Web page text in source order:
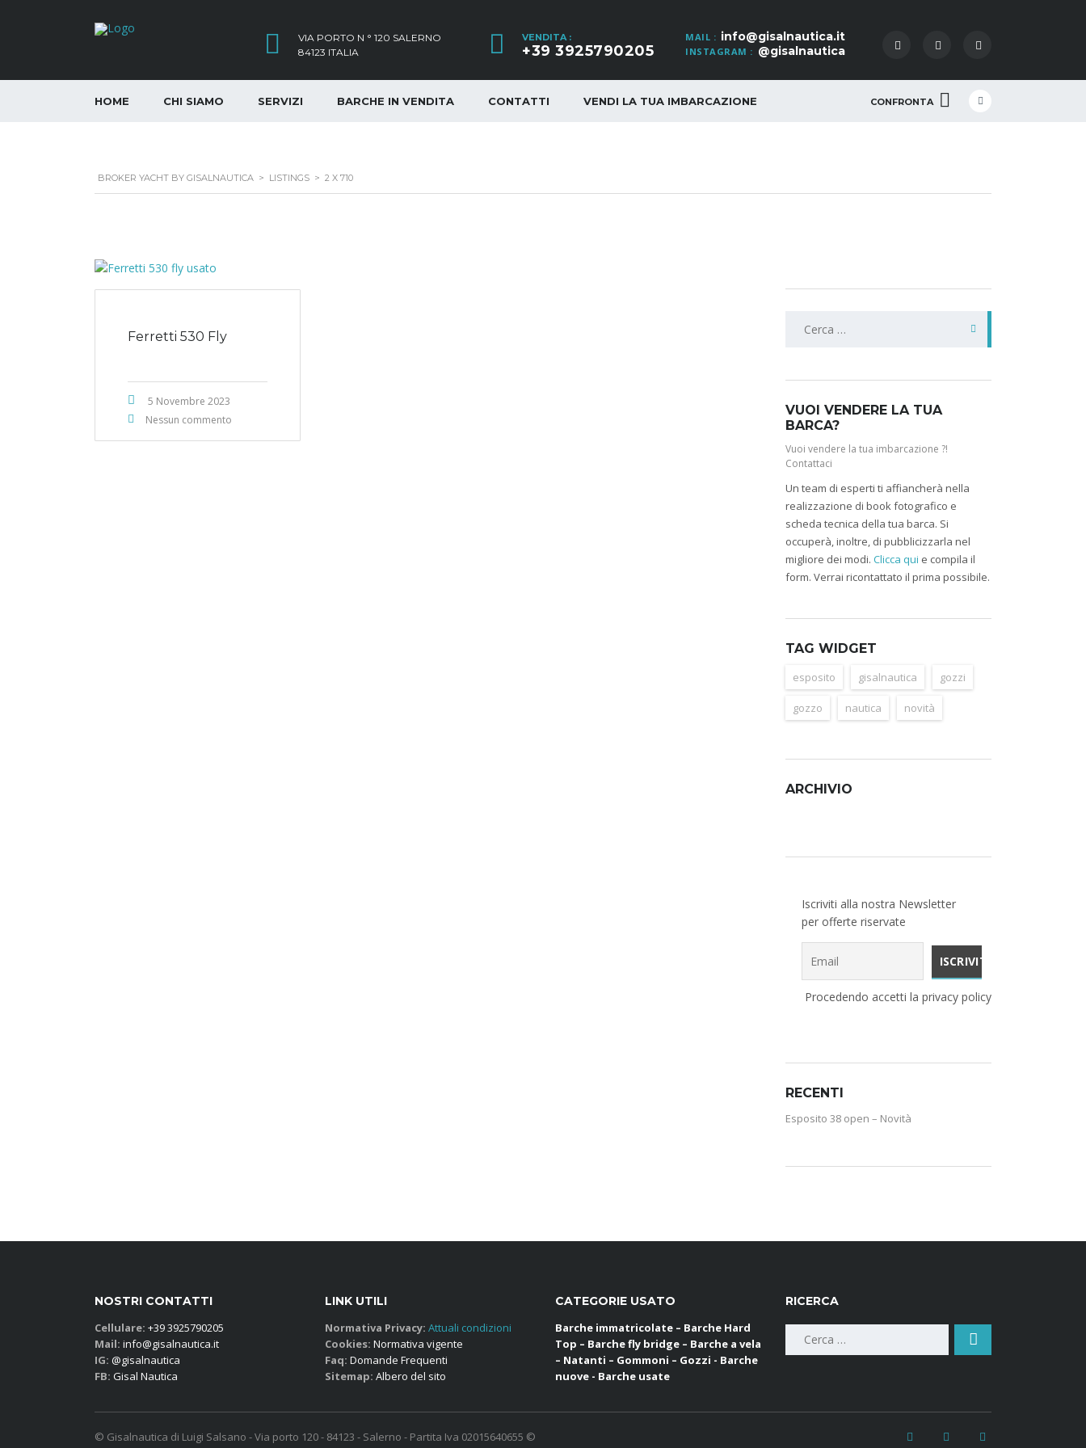
MAIL : info@gisalnautica.it
INSTAGRAM : @gisalnautica
VENDITA :
+39 3925790205
VIA PORTO N ° 120 SALERNO
84123 ITALIA
CONFRONTA
HOME CHI SIAMO SERVIZI BARCHE IN VENDITA CONTATTI VENDI LA TUA IMBARCAZIONE
BROKER YACHT BY GISALNAUTICA > LISTINGS > 2 X 710
Ferretti 530 Fly
5 Novembre 2023
Nessun commento
VUOI VENDERE LA TUA
BARCA?
Vuoi vendere la tua imbarcazione ?!
Contattaci
Un team di esperti ti affiancherà nella
realizzazione di book fotografico e
scheda tecnica della tua barca. Si
occuperà, inoltre, di pubblicizzarla nel
migliore dei modi. Clicca qui e compila il
form. Verrai ricontattato il prima possibile.
TAG WIDGET
esposito gisalnautica gozzi
gozzo nautica novità
ARCHIVIO
Iscriviti alla nostra Newsletter
per offerte riservate
Procedendo accetti la privacy policy
RECENTI
Esposito 38 open – Novità
NOSTRI CONTATTI
Cellulare: +39 3925790205
Mail: info@gisalnautica.it
IG: @gisalnautica
FB: Gisal Nautica
LINK UTILI
Normativa Privacy: Attuali condizioni
Cookies: Normativa vigente
Faq: Domande Frequenti
Sitemap: Albero del sito
CATEGORIE USATO
Barche immatricolate – Barche Hard
Top – Barche fly bridge – Barche a vela
– Natanti – Gommoni – Gozzi - Barche
nuove - Barche usate
RICERCA
Ricerca
© Gisalnautica di Luigi Salsano - Via porto 120 - 84123 - Salerno - Partita Iva 02015640655 ©